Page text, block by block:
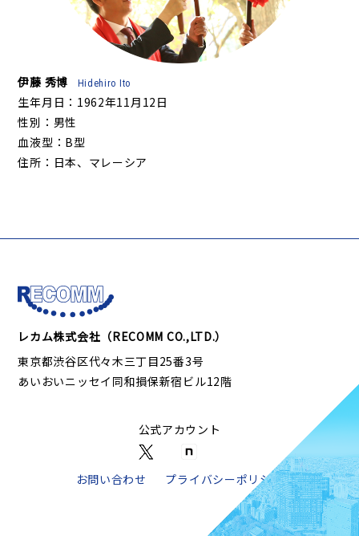
伊藤 秀博 Hidehiro Ito
生年月日：1962年11月12日
性別：男性
血液型：B型
住所：日本、マレーシア
レカム株式会社（RECOMM CO.,LTD.）
東京都渋谷区代々木三丁目25番3号
あいおいニッセイ同和損保新宿ビル12階
公式アカウント
お問い合わせ プライバシーポリシー